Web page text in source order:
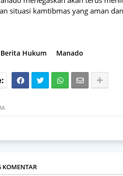
situasi kamtibmas yang aman
Berita Hukum Manado
KOMENTAR